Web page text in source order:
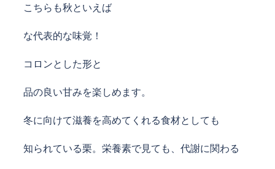
こちらも秋といえば
な代表的な味覚！
コロンとした形と
品の良い甘みを楽しめます。
冬に向けて滋養を高めてくれる食材としても
知られている栗。栄養素で見ても、代謝に関わる